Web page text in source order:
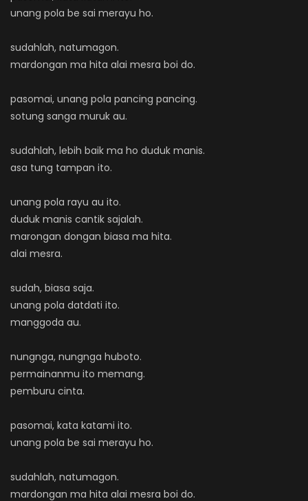
unang pola be sai merayu ho.
sudahlah, natumagon.
mardongan ma hita alai mesra boi do.
pasomai, unang pola pancing pancing.
sotung sanga muruk au.
sudahlah, lebih baik ma ho duduk manis.
asa tung tampan ito.
unang pola rayu au ito.
duduk manis cantik sajalah.
marongan dongan biasa ma hita.
alai mesra.
sudah, biasa saja.
unang pola datdati ito.
manggoda au.
nungnga, nungnga huboto.
permainanmu ito memang.
pemburu cinta.
pasomai, kata katami ito.
unang pola be sai merayu ho.
sudahlah, natumagon.
mardongan ma hita alai mesra boi do.